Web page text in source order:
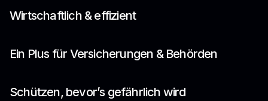
Wirtschaftlich & effizient
Ein Plus für Versicherungen & Behörden
Schützen, bevor’s gefährlich wird